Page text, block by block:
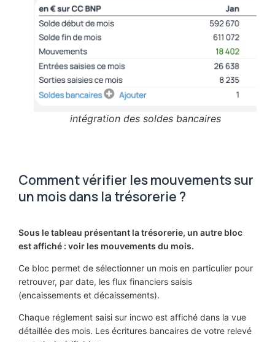
intégration des soldes bancaires
Comment vérifier les mouvements sur
un mois dans la trésorerie ?
Sous le tableau présentant la trésorerie, un autre bloc
est affiché : voir les mouvements du mois.
Ce bloc permet de sélectionner un mois en particulier pour
retrouver, par date, les flux financiers saisis
(encaissements et décaissements).
Chaque réglement saisi sur incwo est affiché dans la vue
détaillée des mois. Les écritures bancaires de votre relevé